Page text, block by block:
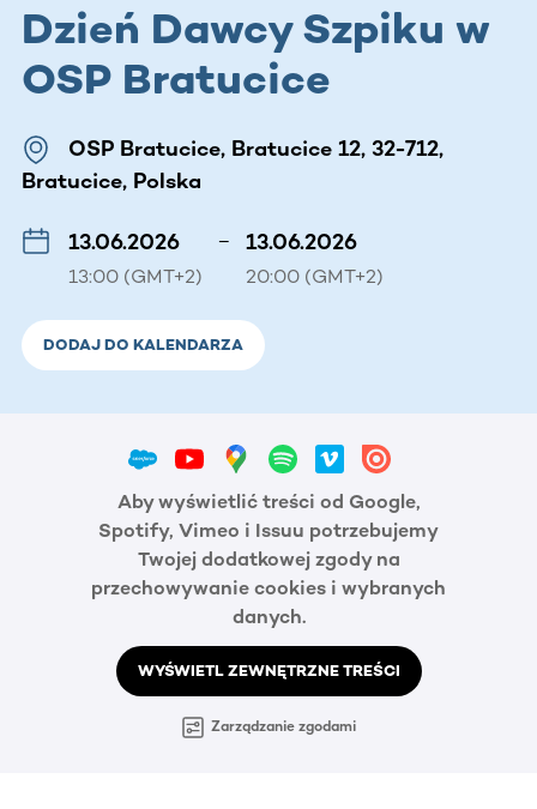
Dzień Dawcy Szpiku w
OSP Bratucice
OSP Bratucice, Bratucice 12, 32-712,
Bratucice, Polska
13.06.2026
13:00 (GMT+2)
– 13.06.2026
20:00 (GMT+2)
DODAJ DO KALENDARZA
Aby wyświetlić treści od Google,
Spotify, Vimeo i Issuu potrzebujemy
Twojej dodatkowej zgody na
przechowywanie cookies i wybranych
danych.
WYŚWIETL ZEWNĘTRZNE TREŚCI
Zarządzanie zgodami